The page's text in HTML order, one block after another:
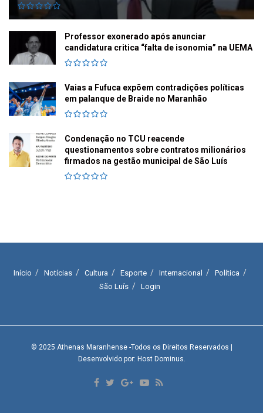
Professor exonerado após anunciar
candidatura critica “falta de isonomia” na UEMA
Vaias a Fufuca expõem contradições políticas
em palanque de Braide no Maranhão
Condenação no TCU reacende
questionamentos sobre contratos milionários
firmados na gestão municipal de São Luís
Início Notícias Cultura Esporte Internacional
Política
São Luís
Login
© 2025 Athenas Maranhense-Todos os Direitos Reservados
Desenvolvido por: Host Dominus.